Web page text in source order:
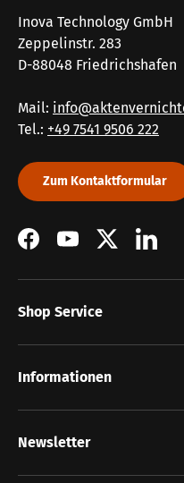
Inova Technology GmbH
Zeppelinstr. 283
D-88048 Friedrichshafen
Mail:
Tel.: +49 7541 9506 222
Zum Kontaktformular
FacebookYouTubeTwitter
Shop Service
Informationen
Newsletter